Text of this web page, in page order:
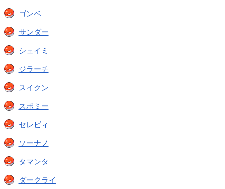
ゴンベ
サンダー
シェイミ
ジラーチ
スイクン
スボミー
セレビィ
ソーナノ
タマンタ
ダークライ